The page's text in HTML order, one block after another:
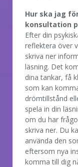
Hur ska jag
konsultation
Efter din
reflektera över
skriva ner
läsning. Det
dina tankar, få
som kan
drömtillstånd
spela in din
om du har
skriva ner. Du
använda den
eftersom nya
komma till dig